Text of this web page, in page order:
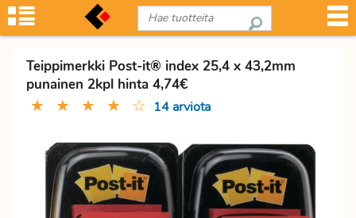
Teippimerkki Post-it® index 25,4 x 43,2mm
punainen 2kpl hinta 4,74€
★ ★ ★ ★ ☆ 14 arviota